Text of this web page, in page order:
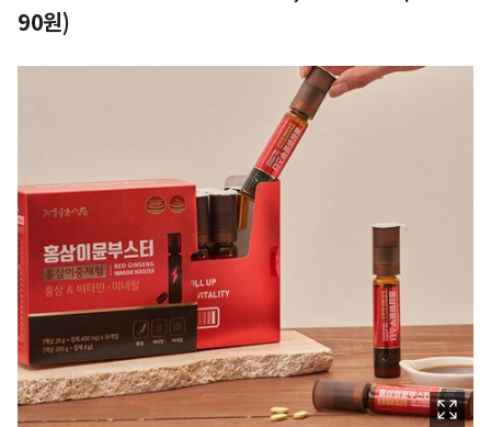
90원)